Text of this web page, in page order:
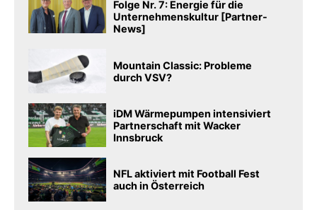
Folge Nr. 7: Energie für die
Unternehmenskultur [Partner-
News]
Mountain Classic: Probleme
durch VSV?
iDM Wärmepumpen intensiviert
Partnerschaft mit Wacker
Innsbruck
NFL aktiviert mit Football Fest
auch in Österreich